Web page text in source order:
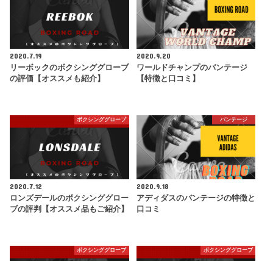
2020.7.19
リーボックのボクシンググローブ
の評価【オススメも紹介】
2020.9.20
ワールドチャンプのバンテージ
【特徴と口コミ】
ボクシンググローブ
2020.7.12
ロンズデールのボクシンググロー
ブの評判【オススメ品もご紹介】
バンテージ
2020.9.18
アディダスのバンテージの特徴と
口コミ
ボクシンググローブ ボクシンググローブ